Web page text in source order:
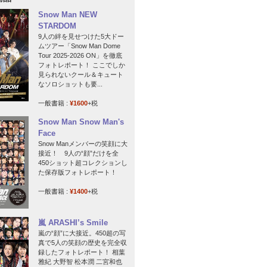
Snow Man NEW
STARDOM
9人の絆を見せつけた5大ドー
ムツアー「Snow Man Dome
Tour 2025-2026 ON」を徹底
フォトレポート！ ここでしか
見られないクール＆キュート
なソロショットも要...
一般書籍 : ¥1600+税
Snow Man Snow Man's
Face
Snow Manメンバーの笑顔に大
接近！ 9人の“顔”だけを全
450ショット超コレクションし
た保存版フォトレポート！
一般書籍 : ¥1400+税
嵐 ARASHI’s Smile
嵐の“顔”に大接近。450超の写
真で5人の笑顔の歴史を完全収
録したフォトレポート！ 相葉
雅紀 大野智 松本潤 二宮和也